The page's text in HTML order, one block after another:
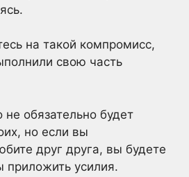
на такой компромисс,
свою часть
не обязательно будет
но если вы
друг друга, вы будете
приложить усилия.